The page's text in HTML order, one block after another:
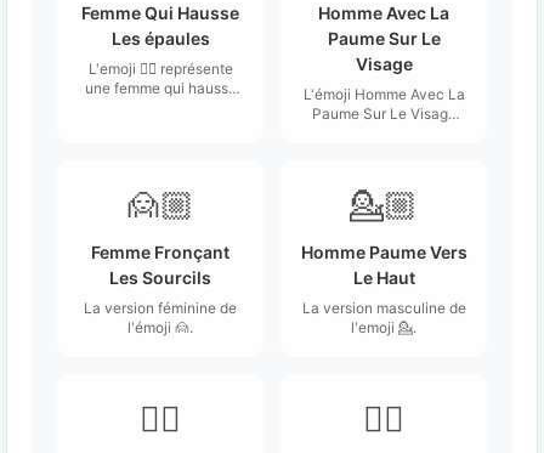
Femme Qui Hausse
Les épaules
L'emoji 🤷‍♀️ représente
une femme qui hausse
Homme Avec La
Paume Sur Le
Visage
L'émoji Homme Avec La
Paume Sur Le Visage
🙍🏼
Femme Fronçant
Les Sourcils
La version féminine de
l'émoji 🙍.
💁🏼
Homme Paume Vers
Le Haut
La version masculine de
l'emoji 💁.
🙍‍♀️ 🤷‍♀️